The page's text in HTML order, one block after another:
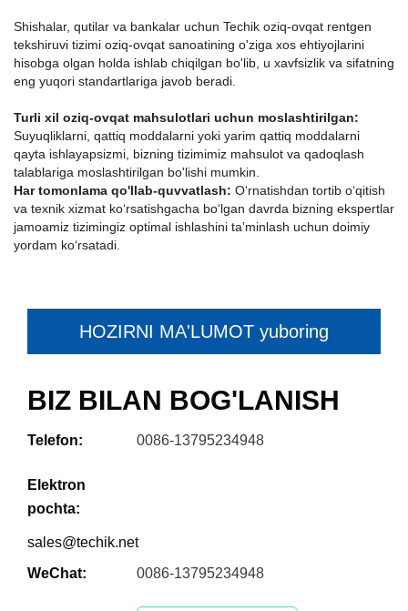
Shishalar, qutilar va bankalar uchun Techik oziq-ovqat rentgen
tekshiruvi tizimi oziq-ovqat sanoatining o'ziga xos ehtiyojlarini
hisobga olgan holda ishlab chiqilgan bo'lib, u xavfsizlik va sifatning
eng yuqori standartlariga javob beradi.
Turli xil oziq-ovqat mahsulotlari uchun moslashtirilgan:
Suyuqliklarni, qattiq moddalarni yoki yarim qattiq moddalarni
qayta ishlayapsizmi, bizning tizimimiz mahsulot va qadoqlash
talablariga moslashtirilgan bo'lishi mumkin.
Har tomonlama qo'llab-quvvatlash: Oʻrnatishdan tortib oʻqitish
va texnik xizmat koʻrsatishgacha boʻlgan davrda bizning ekspertlar
jamoamiz tizimingiz optimal ishlashini taʼminlash uchun doimiy
yordam koʻrsatadi.
HOZIRNI MA'LUMOT yuboring
BIZ BILAN BOG'LANISH
Telefon: 0086-13795234948
Elektron
pochta:
sales@techik.net
WeChat:
0086-13795234948